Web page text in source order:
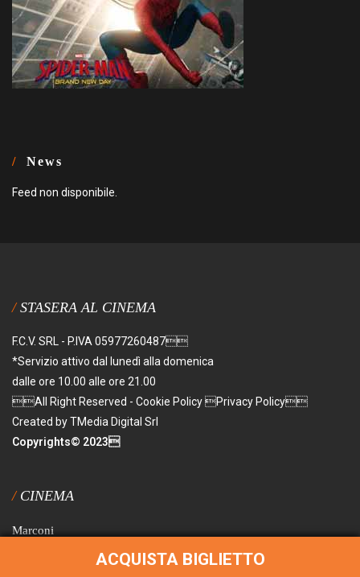
News
Feed non disponibile.
STASERA AL CINEMA
F.C.V. SRL - P.IVA 05977260487
*Servizio attivo dal lunedì alla domenica
dalle ore 10.00 alle ore 21.00
All Right Reserved - Cookie Policy Privacy Policy
Created by TMedia Digital Srl
Copyrights© 2023
CINEMA
Marconi
ACQUISTA BIGLIETTO